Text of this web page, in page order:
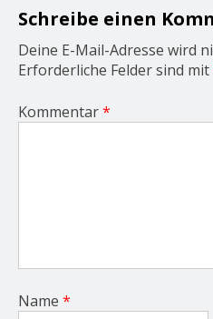
o
n
Schreibe einen
Deine E-Mail-Adresse wird
Erforderliche Felder sind mit
Kommentar*
Name *